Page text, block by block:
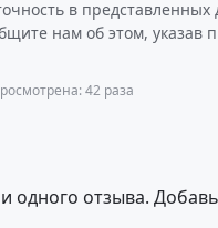
в
нам об этом, указав
42 раза
одного отзыва.